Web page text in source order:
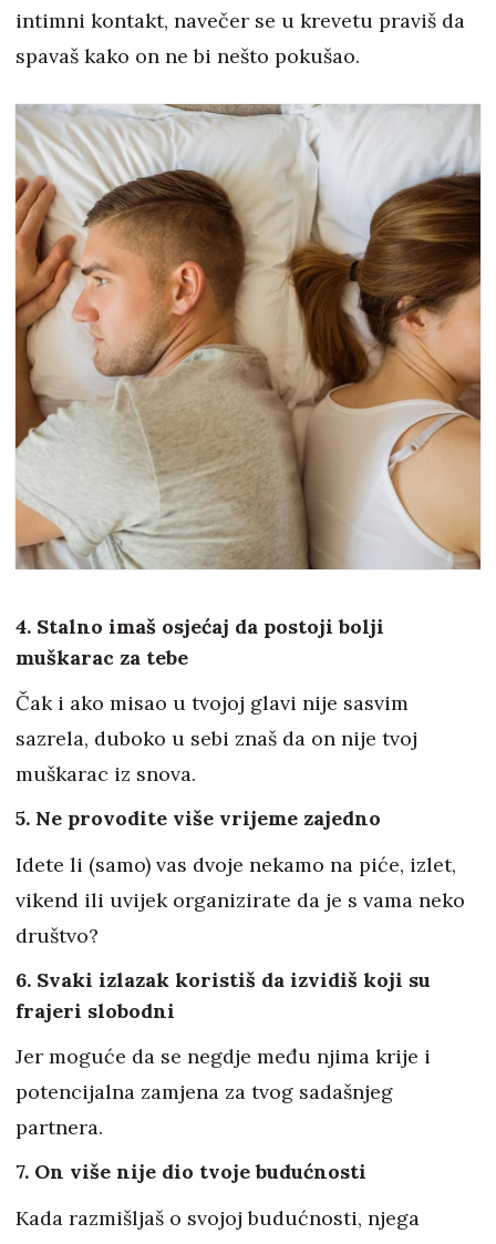
intimni kontakt, navečer se u krevetu praviš da
spavaš kako on ne bi nešto pokušao.
4. Stalno imaš osjećaj da postoji bolji
muškarac za tebe
Čak i ako misao u tvojoj glavi nije sasvim
sazrela, duboko u sebi znaš da on nije tvoj
muškarac iz snova.
5. Ne provodite više vrijeme zajedno
Idete li (samo) vas dvoje nekamo na piće, izlet,
vikend ili uvijek organizirate da je s vama neko
društvo?
6. Svaki izlazak koristiš da izvidiš koji su
frajeri slobodni
Jer moguće da se negdje među njima krije i
potencijalna zamjena za tvog sadašnjeg
partnera.
7. On više nije dio tvoje budućnosti
Kada razmišljaš o svojoj budućnosti, njega